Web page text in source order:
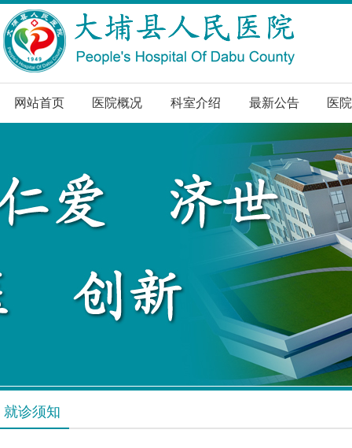
网站首页 医院概况 科室介绍 最新公告 医
就诊须知